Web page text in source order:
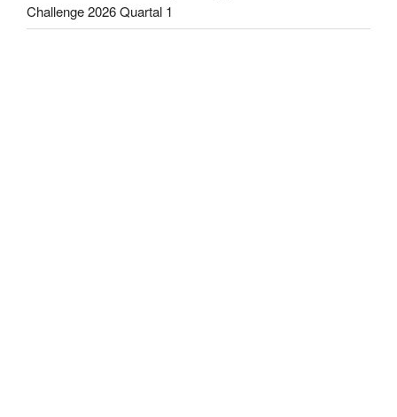
Challenge 2026 Quartal 1